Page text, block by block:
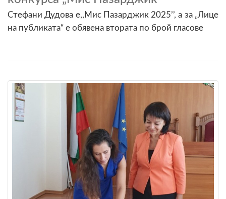
Стефани Дудова е,,Мис Пазарджик 2025’’, а за „Лице
на публиката“ е обявена втората по брой гласове